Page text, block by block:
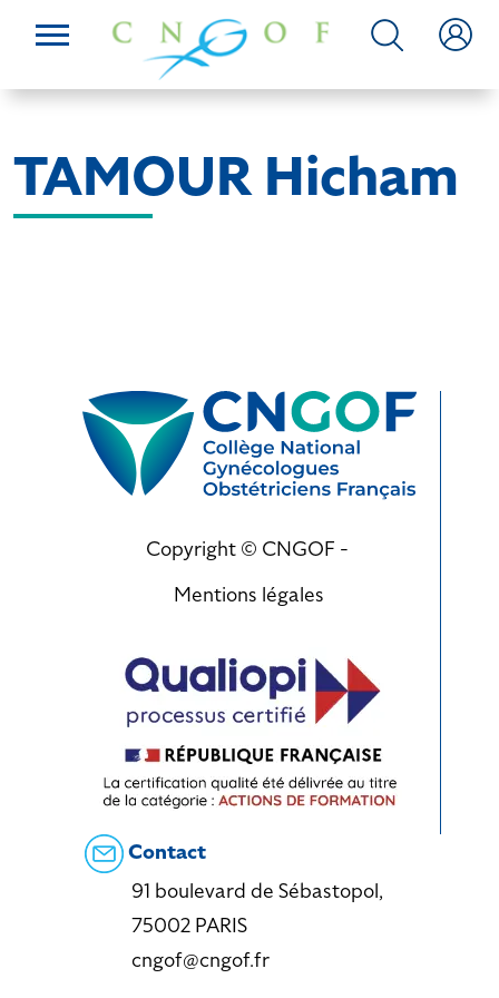
TAMOUR Hicham
Copyright © CNGOF -
Mentions légales
Contact
91 boulevard de Sébastopol,
75002 PARIS
cngof@cngof.fr